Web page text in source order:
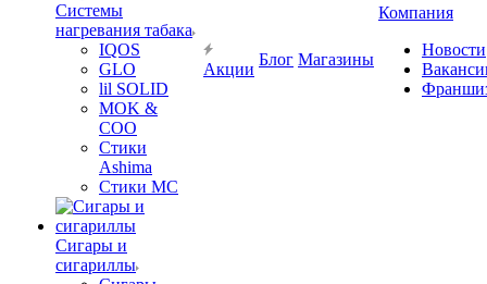
Системы
нагревания табака
IQOS
GLO
lil SOLID
MOK &
COO
Стики
Ashima
Стики MC
Сигары и
сигариллы
Акции
Блог Магазины
Компания
Новости